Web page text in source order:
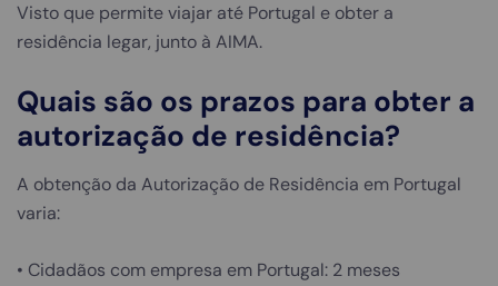
Visto que permite viajar até Portugal e obter a
residência legar, junto à AIMA.
Quais são os prazos para obter a
autorização de residência?
A obtenção da Autorização de Residência em Portugal
varia:
• Cidadãos com empresa em Portugal: 2 meses